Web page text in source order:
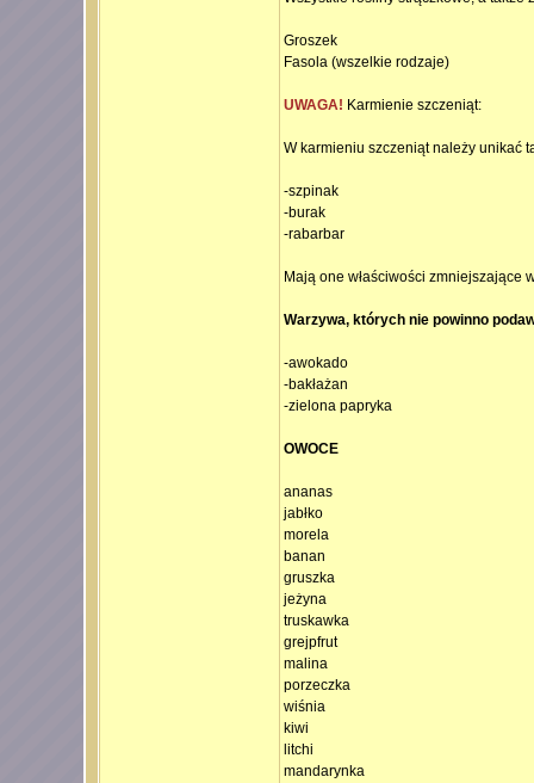
Groszek
Fasola (wszelkie rodzaje)
UWAGA! Karmienie szczeniąt:
W karmieniu szczeniąt należy unikać
-szpinak
-burak
-rabarbar
Mają one właściwości zmniejszające
Warzywa, których nie powinno
-awokado
-bakłażan
-zielona papryka
OWOCE
ananas
jabłko
morela
banan
gruszka
jeżyna
truskawka
grejpfrut
malina
porzeczka
wiśnia
kiwi
litchi
mandarynka